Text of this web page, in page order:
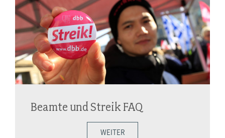
Beamte und Streik FAQ
WEITER